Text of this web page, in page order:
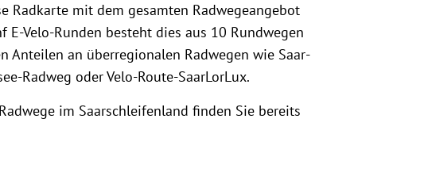
Radkarte mit dem gesamten Radwegeangebot
E-Velo-Runden besteht dies aus 10 Rundwegen
Anteilen an überregionalen Radwegen wie Saar-
Radweg oder Velo-Route-SaarLorLux.
im Saarschleifenland finden Sie bereits